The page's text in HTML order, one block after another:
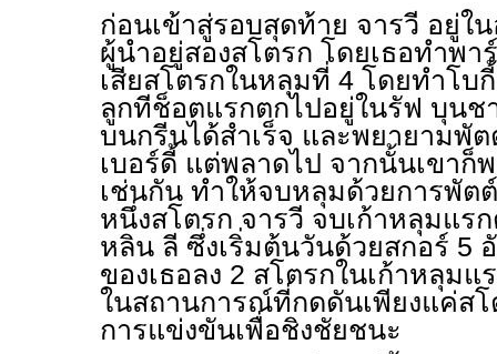
ก่อนเข้าสู่รอบสุดท้าย จารวี อยู่ใ
ผู้นำอยู่สองสโตรก โดยเธอทำพ
เสียสโตรกในหลุมที่ 4 โดยทำโบ
ลูกทีช็อตแรกตกไปอยู่ในรัฟ บุน
บนกรีนได้สำเร็จ และพยายามพัต
เบอร์ดี้ แต่พลาดไป จากนั้นเขาก็
เช่นกัน ทำให้จบหลุมด้วยการพัต
หนึ่งสโตรก จารวี จบเก้าหลุมแร
หลิน ลี ซึ่งเริ่มต้นวันด้วยสกอร์ 5
ของเธอลง 2 สโตรกในเก้าหลุม
ในสถานการณ์ที่กดดันเพียงแค่สโ
การแข่งขันเพื่อชิงชัยชนะ